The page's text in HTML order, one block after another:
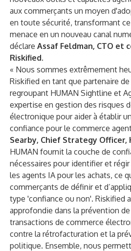
aux commerçants un moyen
en toute sécurité, transformant
menace en un nouveau canal
déclare Assaf Feldman, CTO et
Riskified.
« Nous sommes extrêmement
Riskified en tant que partenaire
regroupant HUMAN Sightline et
expertise en gestion des risques
électronique pour aider à établir
confiance pour le commerce
Searby, Chief Strategy Officer,
HUMAN fournit la couche de
nécessaires pour identifier et
les agents IA pour les achats, ce
commerçants de définir et
type 'confiance ou non'. Riskified
approfondie dans la prévention
transactions de commerce
contre la rétrofacturation et la
politique. Ensemble, nous